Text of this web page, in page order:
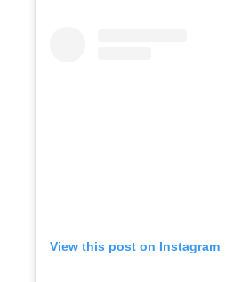
View this post on Instagram